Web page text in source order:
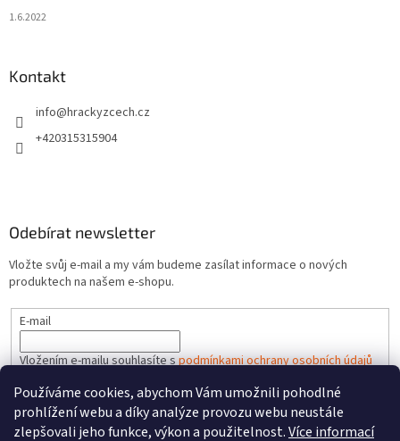
Používáme cookies, abychom Vám umožnili pohodlné
prohlížení webu a díky analýze provozu webu neustále
zlepšovali jeho funkce, výkon a použitelnost.Více informací
1.6.2022
Kontakt
info@hrackyzcech.cz
+420315315904
Odebírat newsletter
Vložte svůj e-mail a my vám budeme zasílat informace o nových
produktech na našem e-shopu.
E-mail
Vložením e-mailu souhlasíte spodmínkami ochrany osobních údajů
PŘIHLÁSIT SE